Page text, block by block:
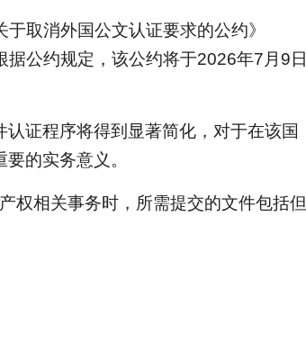
取消外国公文认证要求的公约》
据公约规定，该公约将于2026年7月9日
证程序将得到显著简化，对于在该国
的实务意义。
权相关事务时，所需提交的文件包括但